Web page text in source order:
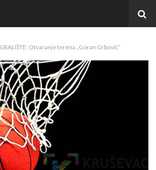
Otvaranje terena „Goran Grbović“